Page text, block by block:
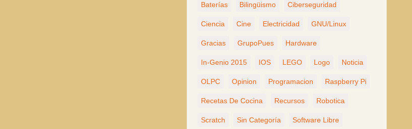
Baterías Bilingüismo Ciberseguridad
Ciencia Cine Electricidad GNU/Linux
Gracias GrupoPues Hardware
In-Genio 2015 IOS LEGO Logo Noticia
OLPC Opinion Programacion Raspberry Pi
Recetas De Cocina Recursos Robotica
Scratch Sin Categoría Software Libre